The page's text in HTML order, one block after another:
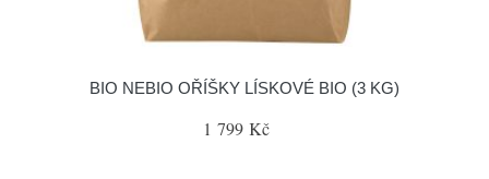
BIO NEBIO OŘÍŠKY LÍSKOVÉ BIO (3 KG)
1 799 Kč